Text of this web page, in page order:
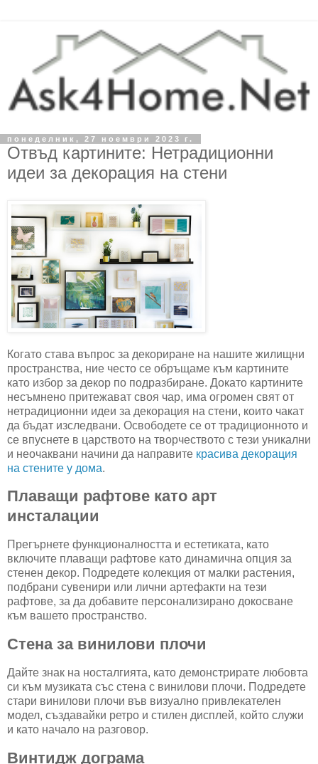
понеделник, 27 ноември 2023 г.
Отвъд картините: Нетрадиционни
идеи за декорация на стени
Когато става въпрос за декориране на нашите жилищни
пространства, ние често се обръщаме към картините
като избор за декор по подразбиране. Докато картините
несъмнено притежават своя чар, има огромен свят от
нетрадиционни идеи за декорация на стени, които чакат
да бъдат изследвани. Освободете се от традиционното и
се впуснете в царството на творчеството с тези уникални
и неочаквани начини да направите красива декорация
на стените у дома.
Плаващи рафтове като арт
инсталации
Прегърнете функционалността и естетиката, като
включите плаващи рафтове като динамична опция за
стенен декор. Подредете колекция от малки растения,
подбрани сувенири или лични артефакти на тези
рафтове, за да добавите персонализирано докосване
към вашето пространство.
Стена за винилови плочи
Дайте знак на носталгията, като демонстрирате любовта
си към музиката със стена с винилови плочи. Подредете
стари винилови плочи във визуално привлекателен
модел, създавайки ретро и стилен дисплей, който служи
и като начало на разговор.
Винтидж дограма